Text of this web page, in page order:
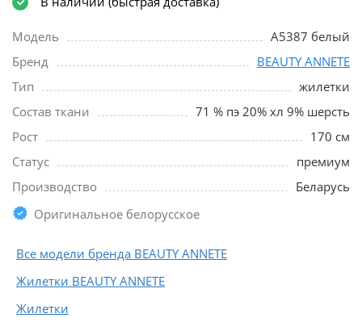
Модель
A5387 белый
Бренд
BEAUTY ANNETE
Тип
жилетки
Состав ткани
71 % пэ 20% хл 9% шерсть
Рост
170 см
Статус
премиум
Производство
Беларусь
Оригинальное белорусское
Все модели бренда BEAUTY ANNETE
Жилетки BEAUTY ANNETE
Жилетки